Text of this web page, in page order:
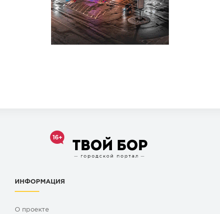
ИНФОРМАЦИЯ
О проекте